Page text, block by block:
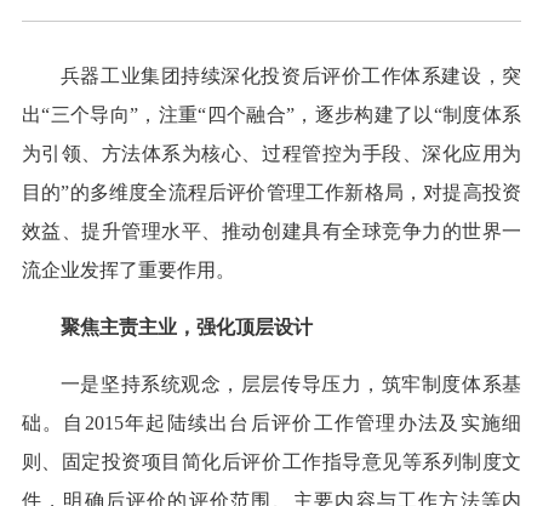
兵器工业集团持续深化投资后评价工作体系建设，突
出“三个导向”，注重“四个融合”，逐步构建了以“制度体系
为引领、方法体系为核心、过程管控为手段、深化应用为
目的”的多维度全流程后评价管理工作新格局，对提高投资
效益、提升管理水平、推动创建具有全球竞争力的世界一
流企业发挥了重要作用。
聚焦主责主业，强化顶层设计
一是坚持系统观念，层层传导压力，筑牢制度体系基
础。自2015年起陆续出台后评价工作管理办法及实施细
则、固定投资项目简化后评价工作指导意见等系列制度文
件，明确后评价的评价范围、主要内容与工作方法等内